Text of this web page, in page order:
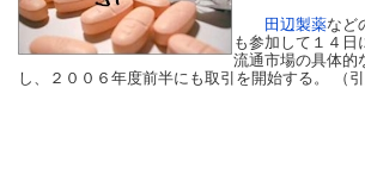
田辺製薬など
も参加して１４日
流通市場の具体的
し、２００６年度前半にも取引を開始する。 （引